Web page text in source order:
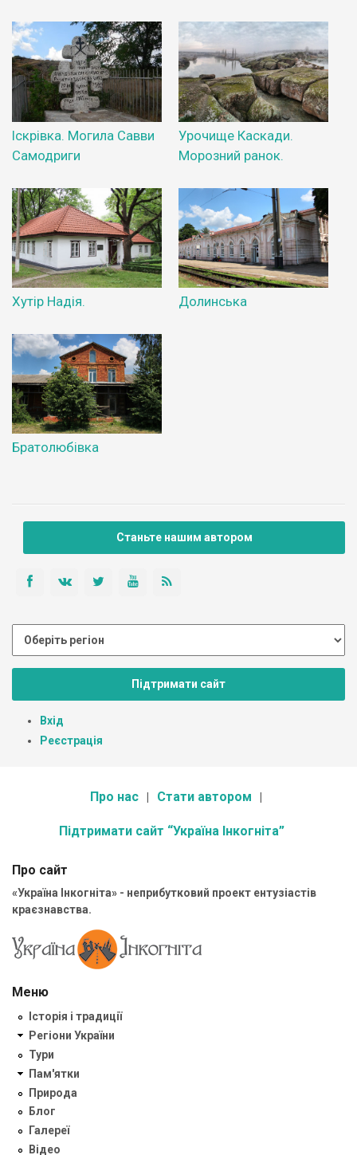
Іскрівка. Могила Савви
Самодриги
Урочище Каскади.
Морозний ранок.
Хутір Надія. Долинська
Братолюбівка
Станьте нашим автором
Підтримати сайт
Вхід
Реєстрація
Про нас Стати автором
Підтримати сайт “Україна Інкогніта”
Про сайт
«Україна Інкогніта» - неприбутковий проект ентузіастів
краєзнавства.
Меню
Історія і традиції
Регіони України
Тури
Пам'ятки
Природа
Блог
Галереї
Відео